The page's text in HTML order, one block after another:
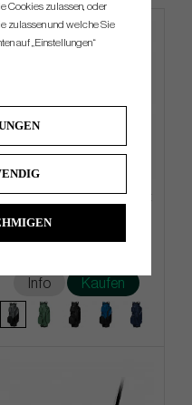
TaylorMade Deluxe -26 - Cart
Info Kaufen
Cookies zulassen, oder
zulassen und welche Sie
auf „Einstellungen“